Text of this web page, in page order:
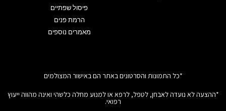
פיסול שפתיים
הרמת פנים
מאמרים נוספים
*כל התמונות והסרטונים באתר הם באישור המצולמים
*ההצעה לא נועדה לאבחן, לטפל, לרפא או למנוע מחלה כלשהי ואינה מהווה ייעוץ
רפואי.